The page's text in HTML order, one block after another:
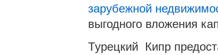
зарубежной
выгодного вложения
Турецкий Кипр